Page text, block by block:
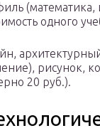
одного
рисунок,
20 руб.).